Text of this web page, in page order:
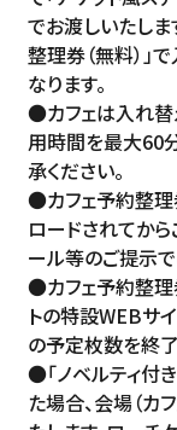
でお渡しいたしま
整理券（無料）」
なります。
●カフェは入れ替
用時間を最大60
承ください。
●カフェ予約整理
ロードされてか
ール等のご提示で
●カフェ予約整理
トの特設WEBサ
の予定枚数を終
●「ノベルティ付
た場合、会場（カ